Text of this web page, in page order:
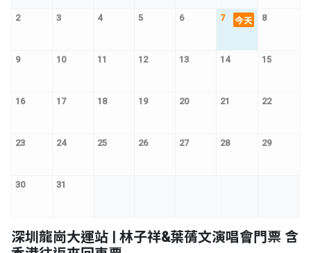
2 3 4 5 6 7 今天 8
9 10 11 12 13 14 15
16 17 18 19 20 21 22
23 24 25 26 27 28 29
30 31
深圳龍崗大運站 | 林子祥&葉蒨文演唱會門票 含